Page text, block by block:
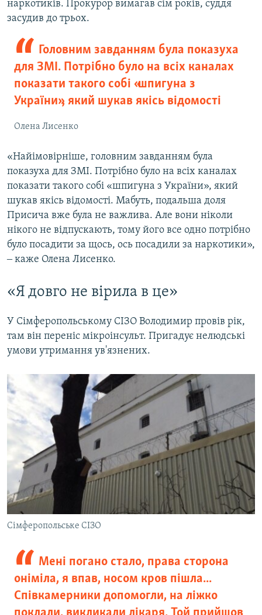
наркотиків. Прокурор вимагав сім років, суддя
засудив до трьох.
Головним завданням була показуха
для ЗМІ. Потрібно було на всіх каналах
показати такого собі «шпигуна з
України», який шукав якісь відомості
Олена Лисенко
«Найімовірніше, головним завданням була
показуха для ЗМІ. Потрібно було на всіх каналах
показати такого собі «шпигуна з України», який
шукав якісь відомості. Мабуть, подальша доля
Присича вже була не важлива. Але вони ніколи
нікого не відпускають, тому його все одно потрібно
було посадити за щось, ось посадили за наркотики»,
‒ каже Олена Лисенко.
«Я довго не вірила в це»
У Сімферопольському СІЗО Володимир провів рік,
там він переніс мікроінсульт. Пригадує нелюдські
умови утримання ув'язнених.
Сімферопольське СІЗО
Мені погано стало, права сторона
оніміла, я впав, носом кров пішла...
Співкамерники допомогли, на ліжко